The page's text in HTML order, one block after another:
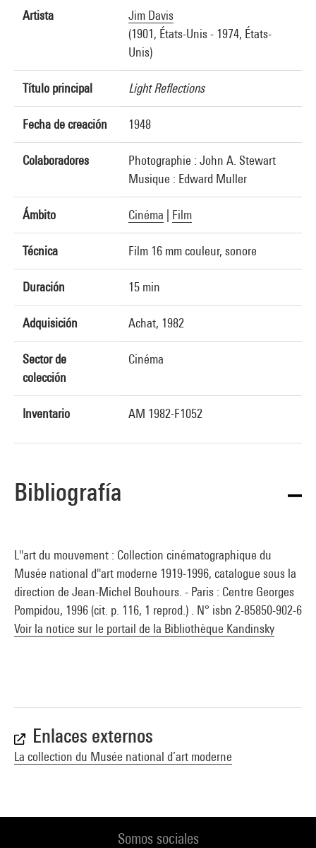
Artista
Jim Davis
(1901, États-Unis - 1974, États-
Unis)
Título principal Light Reflections
Fecha de creación 1948
Colaboradores
Photographie : John A. Stewart
Musique : Edward Muller
Ámbito Cinéma Film
Técnica Film 16 mm couleur, sonore
Duración 15 min
Adquisición Achat, 1982
Sector de
colección
Cinéma
Inventario AM 1982-F1052
Bibliografía
L''art du mouvement : Collection cinématographique du
Musée national d''art moderne 1919-1996, catalogue sous la
direction de Jean-Michel Bouhours. - Paris : Centre Georges
Pompidou, 1996 (cit. p. 116, 1 reprod.) . N° isbn 2-85850-902-6
Voir la notice sur le portail de la Bibliothèque Kandinsky
Enlaces externos
La collection du Musée national d’art moderne
Somos sociales